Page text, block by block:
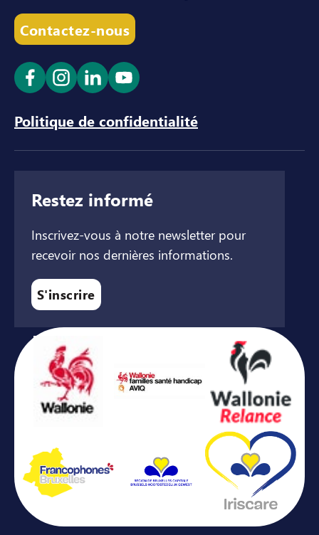
Contactez-nous
Ouvrir le lien dans un nouvel onglet
Ouvrir le lien dans un nouvel onglet
Ouvrir le lien dans un nouvel
Ouvrir le lien dans un
Politique de confidentialité
Restez informé
Inscrivez-vous à notre newsletter pour
recevoir nos dernières informations.
S'inscrire
Avec le soutien de ...